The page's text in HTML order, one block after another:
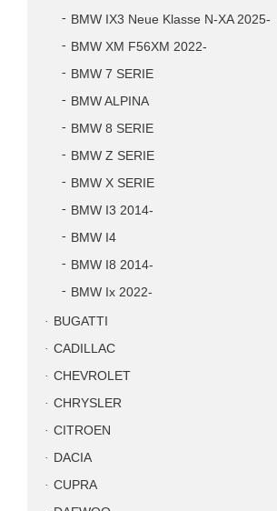
BMW IX3 Neue Klasse N-XA 2025-
BMW XM F56XM 2022-
BMW 7 SERIE
BMW ALPINA
BMW 8 SERIE
BMW Z SERIE
BMW X SERIE
BMW I3 2014-
BMW I4
BMW I8 2014-
BMW Ix 2022-
BUGATTI
CADILLAC
CHEVROLET
CHRYSLER
CITROEN
DACIA
CUPRA